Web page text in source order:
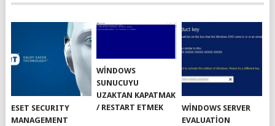
ESET SECURITY
MANAGEMENT
WINDOWS
SUNUCUYU
UZAKTAN KAPATMAK
/ RESTART ETMEK
WINDOWS SERVER
EVALUATION